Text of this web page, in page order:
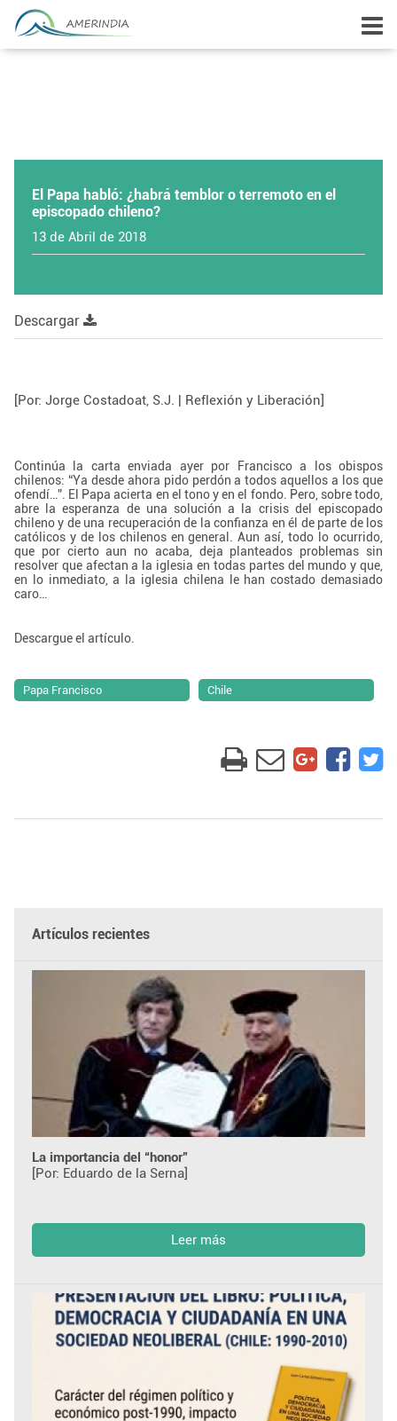
El Papa habló: ¿habrá temblor o terremoto en el
episcopado chileno?
13 de Abril de 2018
Descargar
[Por: Jorge Costadoat, S.J. | Reflexión y Liberación]
Continúa la carta enviada ayer por Francisco a los obispos
chilenos: “Ya desde ahora pido perdón a todos aquellos a los que
ofendí…”. El Papa acierta en el tono y en el fondo. Pero, sobre todo,
abre la esperanza de una solución a la crisis del episcopado
chileno y de una recuperación de la confianza en él de parte de los
católicos y de los chilenos en general. Aun así, todo lo ocurrido,
que por cierto aun no acaba, deja planteados problemas sin
resolver que afectan a la iglesia en todas partes del mundo y que,
en lo inmediato, a la iglesia chilena le han costado demasiado
caro…
Descargue el artículo.
Papa Francisco Chile
Artículos recientes
La importancia del “honor”
[Por: Eduardo de la Serna]
Leer más